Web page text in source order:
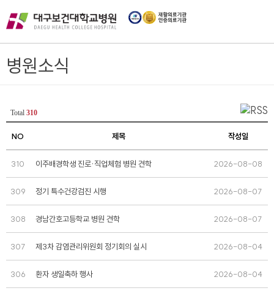
병원소식
Total 310
NO 제목 작성일
310 이주배경학생 진로·직업체험 병원 견학 2026-08-08
309 정기 특수건강검진 시행 2026-08-07
308 경남간호고등학교 병원 견학 2026-08-07
307 제3차 감염관리위원회 정기회의 실시 2026-08-04
306 환자 생일축하 행사 2026-08-04